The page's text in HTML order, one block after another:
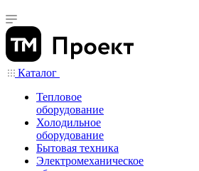
Каталог
Тепловое
оборудование
Холодильное
оборудование
Бытовая техника
Электромеханическое